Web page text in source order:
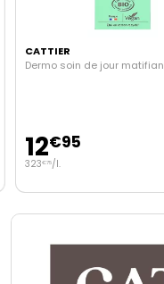
CATTIER
Dermo soin de jour
12€95
323€75/l.